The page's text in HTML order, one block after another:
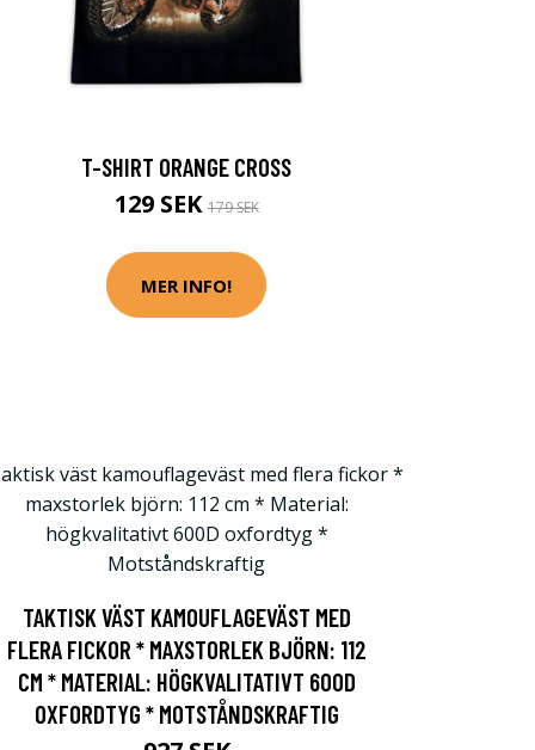
T-SHIRT ORANGE CROSS
129 SEK179 SEK
MER INFO!
TAKTISK VÄST KAMOUFLAGEVÄST MED
FLERA FICKOR * MAXSTORLEK BJÖRN: 112
CM * MATERIAL: HÖGKVALITATIVT 600D
OXFORDTYG * MOTSTÅNDSKRAFTIG